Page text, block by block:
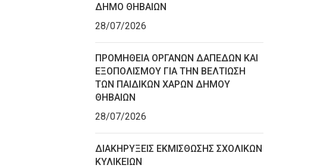
ΔΗΜΟ ΘΗΒΑΙΩΝ
28/07/2026
ΠΡΟΜΗΘΕΙΑ ΟΡΓΑΝΩΝ ΔΑΠΕΔΩΝ ΚΑΙ
ΕΞΟΠΟΛΙΣΜΟΥ ΓΙΑ ΤΗΝ ΒΕΛΤΙΩΣΗ
ΤΩΝ ΠΑΙΔΙΚΩΝ ΧΑΡΩΝ ΔΗΜΟΥ
ΘΗΒΑΙΩΝ
28/07/2026
ΔΙΑΚΗΡΥΞΕΙΣ ΕΚΜΙΣΘΩΣΗΣ ΣΧΟΛΙΚΩΝ
ΚΥΛΙΚΕΙΩΝ